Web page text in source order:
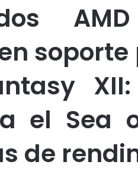
el Sea
de